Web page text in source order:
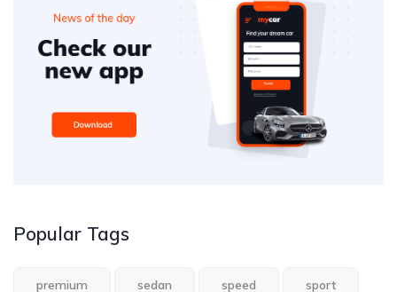
Popular Tags
premium sedan speed sport